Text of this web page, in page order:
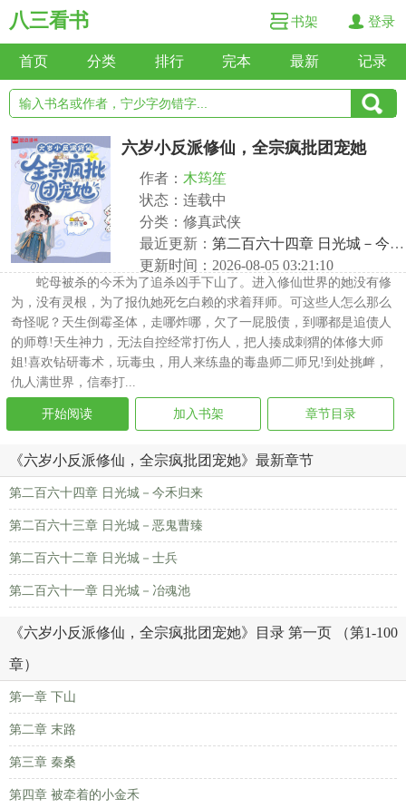
八三看书 书架 登录
首页 分类 排行 完本 最新 记录
六岁小反派修仙，全宗疯批团宠她
作者： 木筠笙
状态：连载中
分类：修真武侠
最近更新： 第二百六十四章 日光城－今禾归来
更新时间：2026-08-05 03:21:10
蛇母被杀的今禾为了追杀凶手下山了。进入修仙世界的她没有修
为，没有灵根，为了报仇她死乞白赖的求着拜师。可这些人怎么那么
奇怪呢？天生倒霉圣体，走哪炸哪，欠了一屁股债，到哪都是追债人
的师尊!天生神力，无法自控经常打伤人，把人揍成刺猬的体修大师
姐!喜欢钻研毒术，玩毒虫，用人来练蛊的毒蛊师二师兄!到处挑衅，
仇人满世界，信奉打...
开始阅读 加入书架 章节目录
《六岁小反派修仙，全宗疯批团宠她》最新章节
第二百六十四章 日光城－今禾归来
第二百六十三章 日光城－恶鬼曹臻
第二百六十二章 日光城－士兵
第二百六十一章 日光城－冶魂池
《六岁小反派修仙，全宗疯批团宠她》目录 第一页 （第1-100
章）
第一章 下山
第二章 末路
第三章 秦桑
第四章 被牵着的小金禾